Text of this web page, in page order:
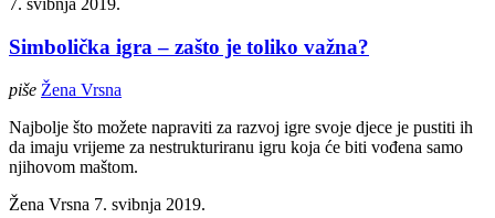
7. svibnja 2019.
Simbolička igra – zašto je toliko važna?
piše Žena Vrsna
Najbolje što možete napraviti za razvoj igre svoje djece je pustiti ih
da imaju vrijeme za nestrukturiranu igru koja će biti vođena samo
njihovom maštom.
Žena Vrsna 7. svibnja 2019.